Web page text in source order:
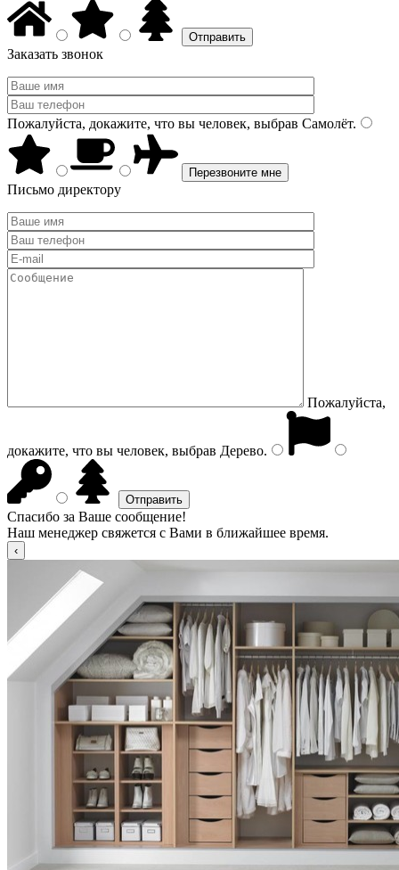
Заказать звонок
Пожалуйста, докажите, что вы человек, выбрав Самолёт.
Письмо директору
Пожалуйста,
докажите, что вы человек, выбрав Дерево.
Спасибо за Ваше сообщение!
Наш менеджер свяжется с Вами в ближайшее время.